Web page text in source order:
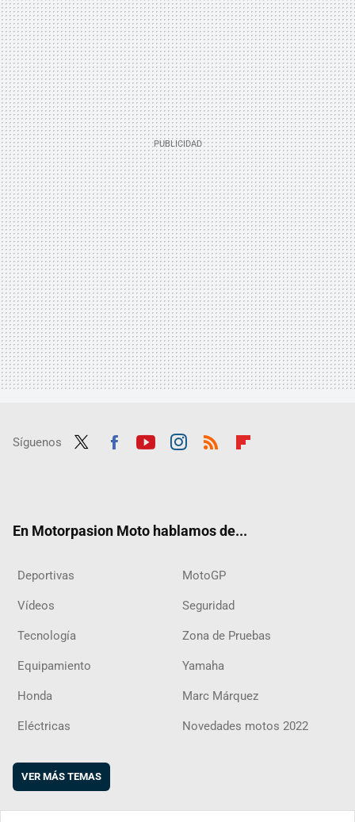
Síguenos
En Motorpasion Moto hablamos de...
Deportivas MotoGP
Vídeos Seguridad
Tecnología Zona de Pruebas
Equipamiento Yamaha
Honda Marc Márquez
Eléctricas Novedades motos 2022
VER MÁS TEMAS